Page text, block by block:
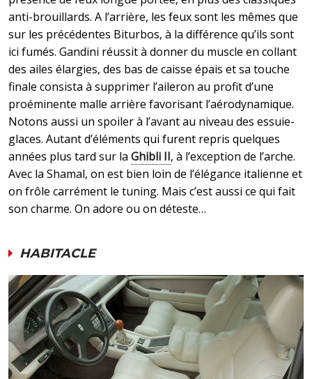
anti-brouillards. A l’arrière, les feux sont les mêmes que
sur les précédentes Biturbos, à la différence qu’ils sont
ici fumés. Gandini réussit à donner du muscle en collant
des ailes élargies, des bas de caisse épais et sa touche
finale consista à supprimer l’aileron au profit d’une
proéminente malle arrière favorisant l’aérodynamique.
Notons aussi un spoiler à l’avant au niveau des essuie-
glaces. Autant d’éléments qui furent repris quelques
années plus tard sur la Ghibli II, à l’exception de l’arche.
Avec la Shamal, on est bien loin de l’élégance italienne et
on frôle carrément le tuning. Mais c’est aussi ce qui fait
son charme. On adore ou on déteste…
HABITACLE